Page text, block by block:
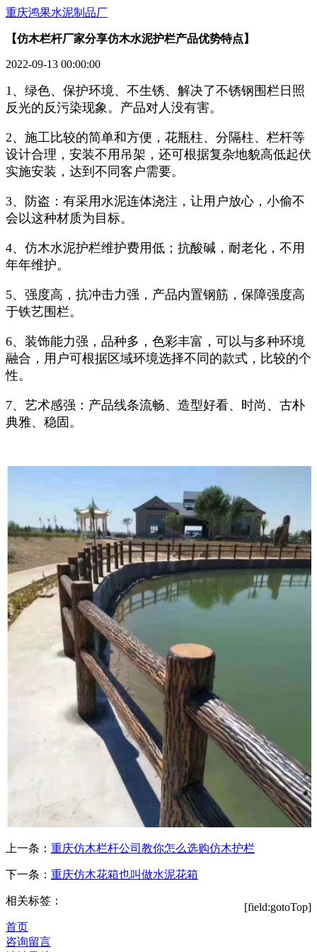
重庆鸿果水泥制品厂
【仿木栏杆厂家分享仿木水泥护栏产品优势特点】
2022-09-13 00:00:00
1、绿色、保护环境、不生锈、解决了不锈钢围栏日照
反光的反污染现象。产品对人没有害。
2、施工比较的简单和方便，花瓶柱、分隔柱、栏杆等
设计合理，安装不用吊架，还可根据复杂地貌高低起伏
实施安装，达到不同客户需要。
3、防盗：有采用水泥连体浇注，让用户放心，小偷不
会以这种材质为目标。
4、仿木水泥护栏维护费用低；抗酸碱，耐老化，不用
年年维护。
5、强度高，抗冲击力强，产品内置钢筋，保障强度高
于铁艺围栏。
6、装饰能力强，品种多，色彩丰富，可以与多种环境
融合，用户可根据区域环境选择不同的款式，比较的个
性。
7、艺术感强：产品线条流畅、造型好看、时尚、古朴
典雅、稳固。
上一条： 重庆仿木栏杆公司教你怎么选购仿木护栏
下一条： 重庆仿木花箱也叫做水泥花箱
相关标签：
[field:gotoTop]
首页
咨询留言